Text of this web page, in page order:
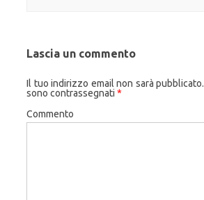
Lascia un commento
Il tuo indirizzo email non sarà pubblicato.
sono contrassegnati *
Commento